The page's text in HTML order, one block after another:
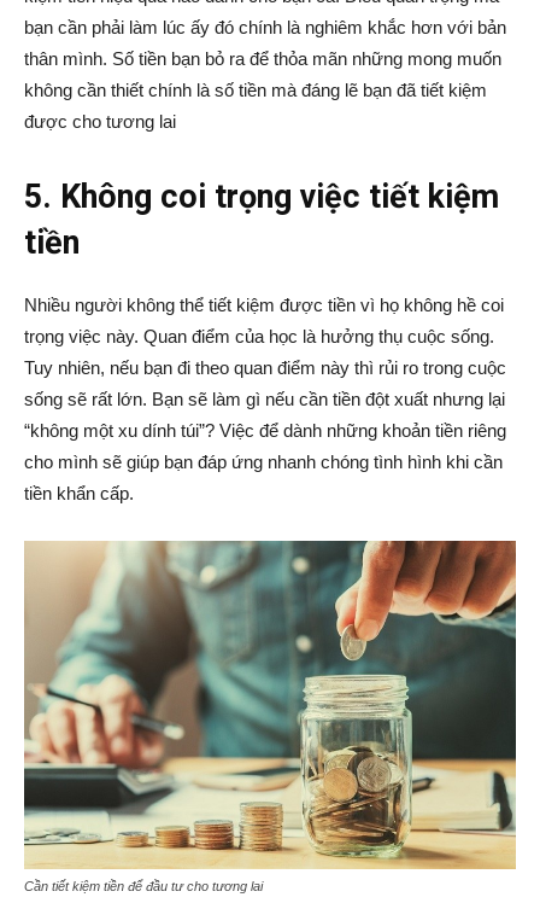
bạn cần phải làm lúc ấy đó chính là nghiêm khắc hơn với bản
thân mình. Số tiền bạn bỏ ra để thỏa mãn những mong muốn
không cần thiết chính là số tiền mà đáng lẽ bạn đã tiết kiệm
được cho tương lai
5. Không coi trọng việc tiết kiệm
tiền
Nhiều người không thể tiết kiệm được tiền vì họ không hề coi
trọng việc này. Quan điểm của học là hưởng thụ cuộc sống.
Tuy nhiên, nếu bạn đi theo quan điểm này thì rủi ro trong cuộc
sống sẽ rất lớn. Bạn sẽ làm gì nếu cần tiền đột xuất nhưng lại
“không một xu dính túi”? Việc để dành những khoản tiền riêng
cho mình sẽ giúp bạn đáp ứng nhanh chóng tình hình khi cần
tiền khẩn cấp.
Cần tiết kiệm tiền để đầu tư cho tương lai